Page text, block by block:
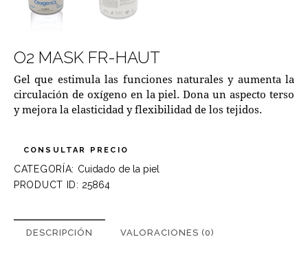
O2 MASK FR-HAUT
Gel que estimula las funciones naturales y aumenta la
circulación de oxígeno en la piel. Dona un aspecto terso
y mejora la elasticidad y flexibilidad de los tejidos.
CONSULTAR PRECIO
CATEGORÍA: Cuidado de la piel
PRODUCT ID: 25864
DESCRIPCIÓN VALORACIONES (0)